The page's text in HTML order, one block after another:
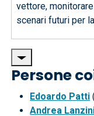
vettore,
scenari futuri per
Persone
Edoardo Patti
Andrea